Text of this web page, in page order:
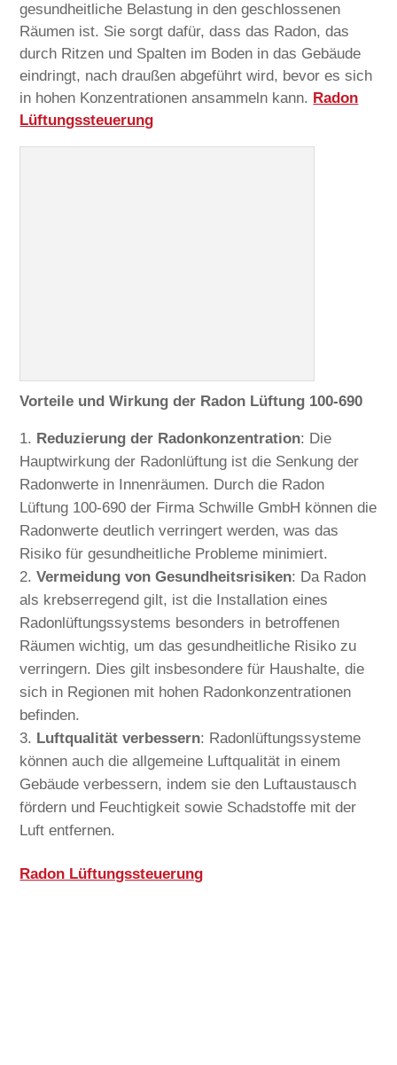
gesundheitliche Belastung in den geschlossenen
Räumen ist. Sie sorgt dafür, dass das Radon, das
durch Ritzen und Spalten im Boden in das Gebäude
eindringt, nach draußen abgeführt wird, bevor es sich
in hohen Konzentrationen ansammeln kann. Radon
Lüftungssteuerung
Vorteile und Wirkung der Radon Lüftung 100-690
Reduzierung der Radonkonzentration: Die
Hauptwirkung der Radonlüftung ist die Senkung der
Radonwerte in Innenräumen. Durch die Radon
Lüftung 100-690 der Firma Schwille GmbH können die
Radonwerte deutlich verringert werden, was das
Risiko für gesundheitliche Probleme minimiert.
Vermeidung von Gesundheitsrisiken: Da Radon
als krebserregend gilt, ist die Installation eines
Radonlüftungssystems besonders in betroffenen
Räumen wichtig, um das gesundheitliche Risiko zu
verringern. Dies gilt insbesondere für Haushalte, die
sich in Regionen mit hohen Radonkonzentrationen
befinden.
Luftqualität verbessern: Radonlüftungssysteme
können auch die allgemeine Luftqualität in einem
Gebäude verbessern, indem sie den Luftaustausch
fördern und Feuchtigkeit sowie Schadstoffe mit der
Luft entfernen.
Radon Lüftungssteuerung